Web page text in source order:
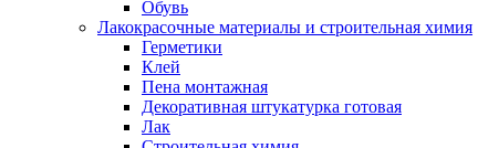
Обувь
Лакокрасочные материалы и строительная химия
Герметики
Клей
Пена монтажная
Декоративная штукатурка готовая
Лак